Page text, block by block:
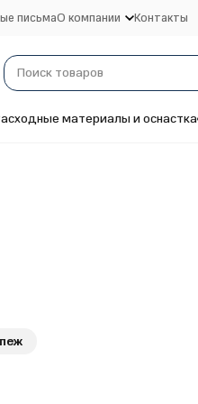
письмаО компании Контакты
материалы и оснастка